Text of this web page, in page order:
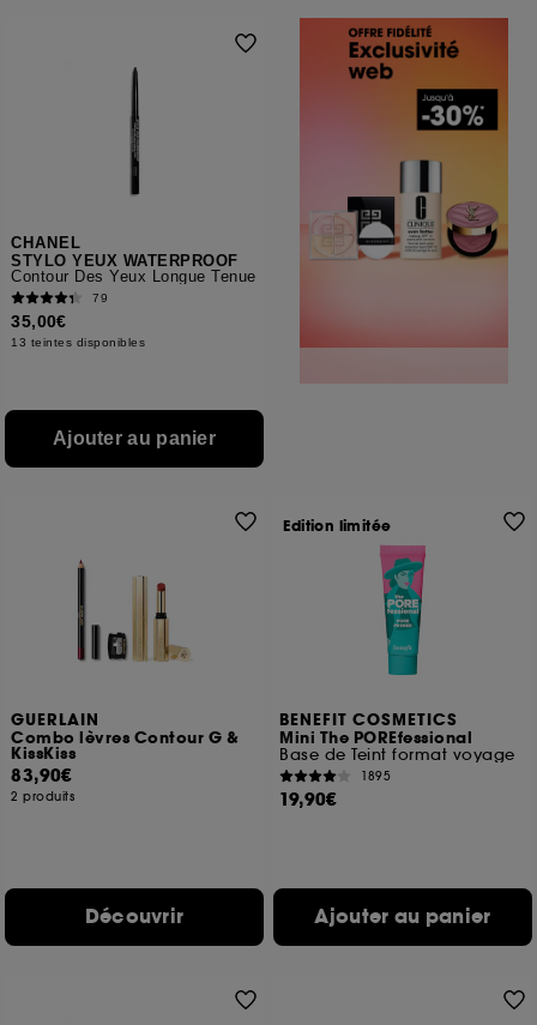
CHANEL
STYLO YEUX WATERPROOF
Contour Des Yeux Longue Tenue
79
35,00€
13 teintes disponibles
Ajouter au panier
GUERLAIN
Combo lèvres Contour G &
KissKiss
83,90€
2 produits
Découvrir
BENEFIT COSMETICS
Mini The POREfessional
Base de Teint format voyage
1895
19,90€
Ajouter au panier
Edition limitée